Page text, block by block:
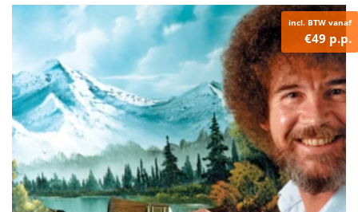
incl. BTW vanaf
€49 p.p.